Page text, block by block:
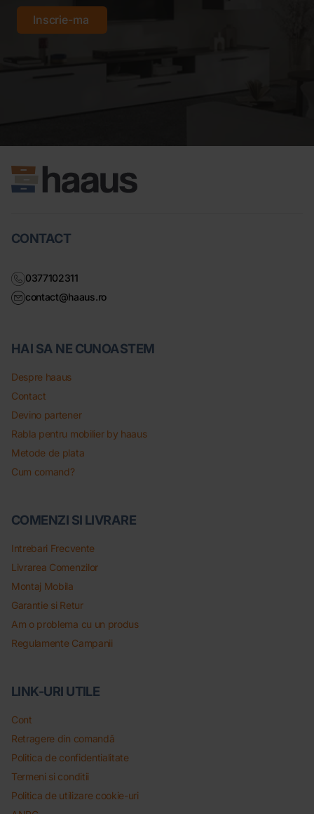
Inscrie-ma
CONTACT
0377102311
contact@haaus.ro
HAI SA NE CUNOASTEM
Despre haaus
Contact
Devino partener
Rabla pentru mobilier by haaus
Metode de plata
Cum comand?
COMENZI SI LIVRARE
Intrebari Frecvente
Livrarea Comenzilor
Montaj Mobila
Garantie si Retur
Am o problema cu un produs
Regulamente Campanii
LINK-URI UTILE
Cont
Retragere din comandă
Politica de confidentialitate
Termeni si conditii
Politica de utilizare cookie-uri